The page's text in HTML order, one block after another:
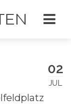
02
JUL